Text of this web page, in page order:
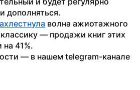
дополняться.
волна ажиотажного
— продажи книг этих
41%.